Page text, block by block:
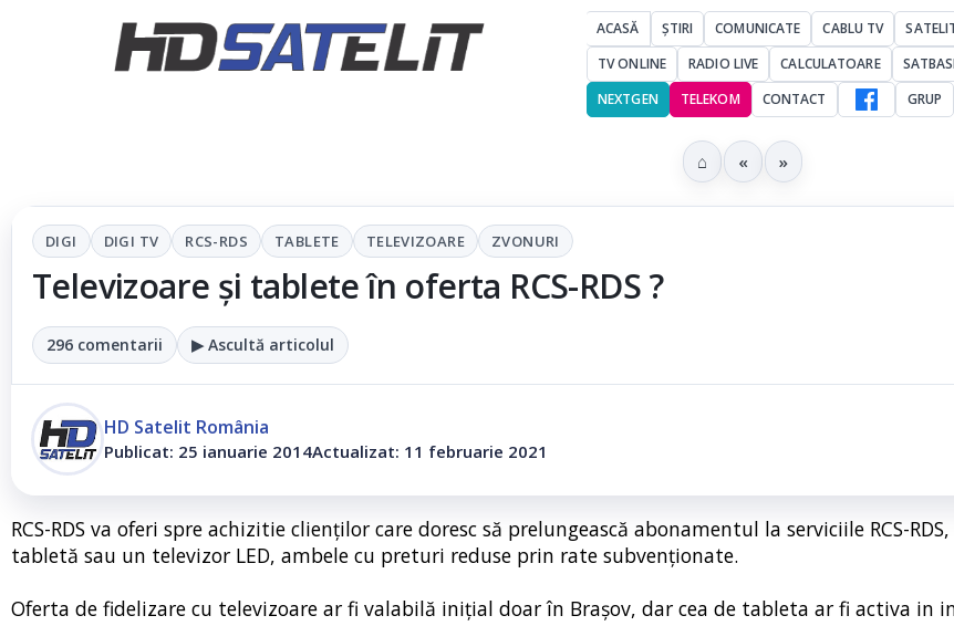
ACASĂ ȘTIRI COMUNICATE CABLU TV
TV ONLINE
RADIO LIVE CALCULATOARE
NEXTGEN
TELEKOM CONTACT GRUP
⌂ « »
DIGI DIGI TV RCS-RDS TABLETE TELEVIZOARE ZVONURI
Televizoare și tablete în oferta RCS-RDS ?
296 comentarii ▶ Ascultă articolul
HD Satelit România
Publicat: 25 ianuarie 2014Actualizat: 11 februarie 2021
RCS-RDS va oferi spre achizitie clienților care doresc să prelungească abonamentul la serviciile RCS-
tabletă sau un televizor LED, ambele cu preturi reduse prin rate subvenționate.
Oferta de fidelizare cu televizoare ar fi valabilă inițial doar în Brașov, dar cea de tableta ar fi activa in